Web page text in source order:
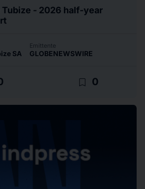
Tubize - 2026 half-year
SA
Emittente
GLOBENEWSWIRE
bookmark_border 0